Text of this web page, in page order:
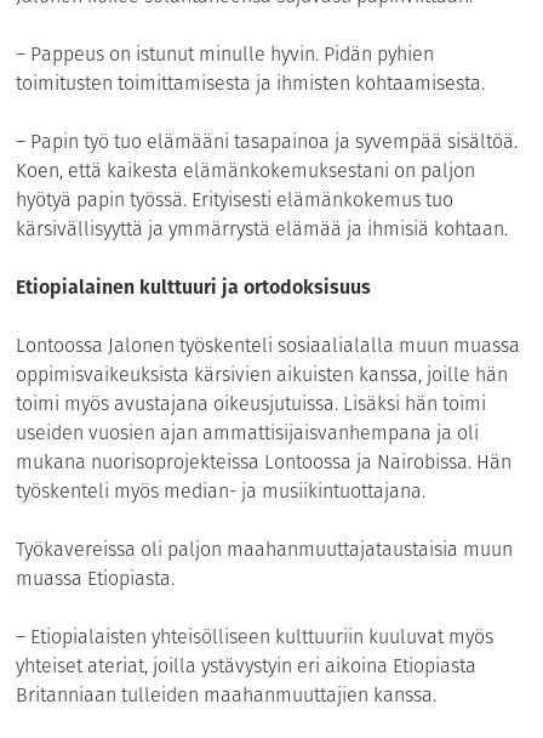
– Pappeus on istunut minulle hyvin. Pidän pyhien
toimitusten toimittamisesta ja ihmisten kohtaamisesta.
– Papin työ tuo elämääni tasapainoa ja syvempää sisältöä.
Koen, että kaikesta elämänkokemuksestani on paljon
hyötyä papin työssä. Erityisesti elämänkokemus tuo
kärsivällisyyttä ja ymmärrystä elämää ja ihmisiä kohtaan.
Etiopialainen kulttuuri ja ortodoksisuus
Lontoossa Jalonen työskenteli sosiaali­alalla muun muassa
oppimisvaikeuksista kärsivien aikuisten kanssa, joille hän
toimi myös avustajana oikeusjutuissa. Lisäksi hän toimi
useiden vuosien ajan ammattisijaisvanhempana ja oli
mukana nuorisoprojekteissa Lontoossa ja Nairobissa. Hän
työskenteli myös median- ja musiikintuottajana.
Työkavereissa oli paljon maahanmuuttajataustaisia muun
muassa Etiopiasta.
– Etiopialaisten yhteisölliseen kulttuuriin kuuluvat myös
yhteiset ateriat, joilla ystävystyin eri aikoina Etiopiasta
Britanniaan tulleiden maahanmuuttajien kanssa.